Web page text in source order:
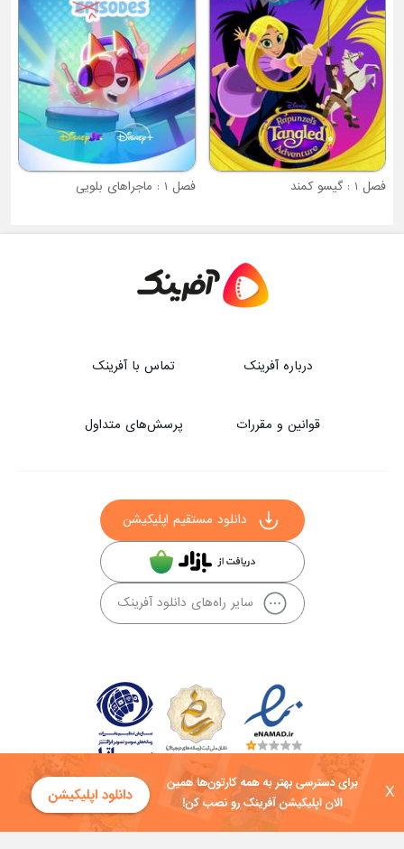
X
درباره آفرینک تماس با آفرینک
قوانین و مقررات پرسش‌های متداول
دانلود مستقیم اپلیکیشن
سایر راه‌های دانلود آفرینک
کلیه حقوق این سایت به شرکت توسعه فناوی هفت آسمان توکان تعلق دارد و